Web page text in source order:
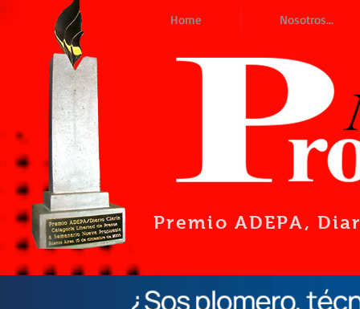
Home Nosotros...
Premio ADEPA,